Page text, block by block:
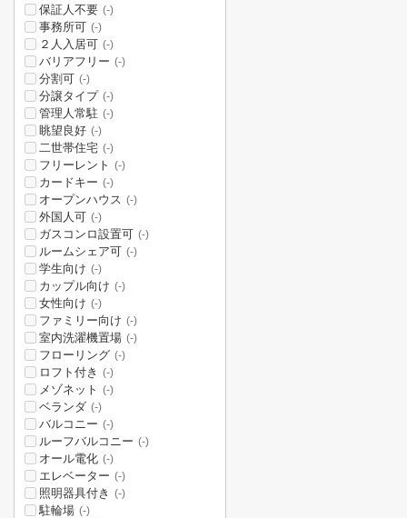
保証人不要 (-)
事務所可 (-)
２人入居可 (-)
バリアフリー (-)
分割可 (-)
分譲タイプ (-)
管理人常駐 (-)
眺望良好 (-)
二世帯住宅 (-)
フリーレント (-)
カードキー (-)
オープンハウス (-)
外国人可 (-)
ガスコンロ設置可 (-)
ルームシェア可 (-)
学生向け (-)
カップル向け (-)
女性向け (-)
ファミリー向け (-)
室内洗濯機置場 (-)
フローリング (-)
ロフト付き (-)
メゾネット (-)
ベランダ (-)
バルコニー (-)
ルーフバルコニー (-)
オール電化 (-)
エレベーター (-)
照明器具付き (-)
駐輪場 (-)